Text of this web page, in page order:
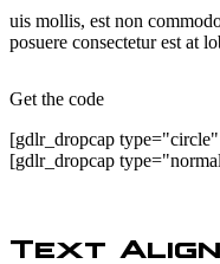
uis mollis, est non
posuere consectetur est at
Get the code
[gdlr_dropcap
[gdlr_dropcap
Text